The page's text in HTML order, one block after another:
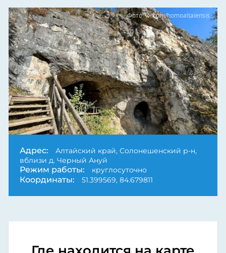
Фото: vk.com/homoaltaiensis
Адрес:
Алтайский край, Солонешенский р-н,
вблизи д. Черный Ануй
Режим работы: круглосуточно
Координаты: 51.399569, 84.679811